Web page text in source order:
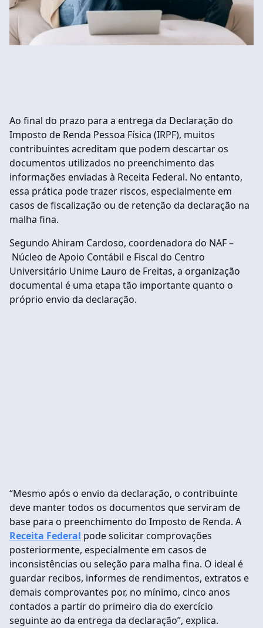
Ao final do prazo para a entrega da Declaração do
Imposto de Renda Pessoa Física (IRPF), muitos
contribuintes acreditam que podem descartar os
documentos utilizados no preenchimento das
informações enviadas à Receita Federal. No entanto,
essa prática pode trazer riscos, especialmente em
casos de fiscalização ou de retenção da declaração na
malha fina.
Segundo Ahiram Cardoso, coordenadora do NAF –
Núcleo de Apoio Contábil e Fiscal do Centro
Universitário Unime Lauro de Freitas, a organização
documental é uma etapa tão importante quanto o
próprio envio da declaração.
“Mesmo após o envio da declaração, o contribuinte
deve manter todos os documentos que serviram de
base para o preenchimento do Imposto de Renda. A
Receita Federal pode solicitar comprovações
posteriormente, especialmente em casos de
inconsistências ou seleção para malha fina. O ideal é
guardar recibos, informes de rendimentos, extratos e
demais comprovantes por, no mínimo, cinco anos
contados a partir do primeiro dia do exercício
seguinte ao da entrega da declaração”, explica.